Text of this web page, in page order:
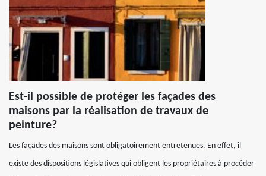
Est-il possible de protéger les façades des
maisons par la réalisation de travaux de
peinture?
Les façades des maisons sont obligatoirement entretenues. En effet, il
existe des dispositions législatives qui obligent les propriétaires à procéder